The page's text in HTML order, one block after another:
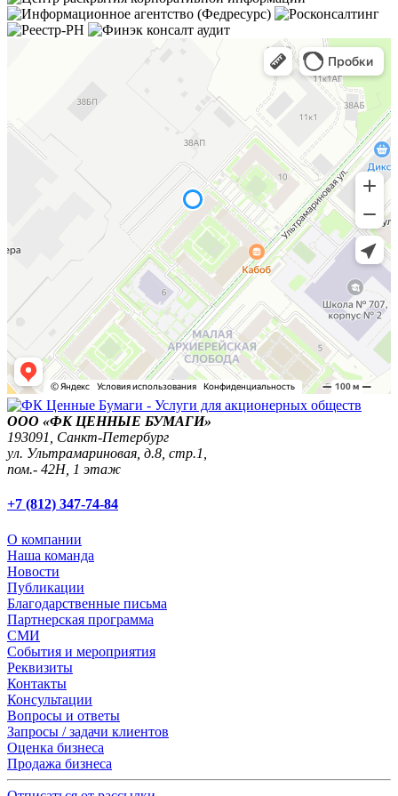
ООО «ФК ЦЕННЫЕ БУМАГИ»
193091, Санкт-Петербург
ул. Ультрамариновая, д.8, стр.1,
пом.- 42Н, 1 этаж
+7 (812) 347-74-84
О компании
Наша команда
Новости
Публикации
Благодарственные письма
Партнерская программа
СМИ
События и мероприятия
Реквизиты
Контакты
Консультации
Вопросы и ответы
Запросы / задачи клиентов
Оценка бизнеса
Продажа бизнеса